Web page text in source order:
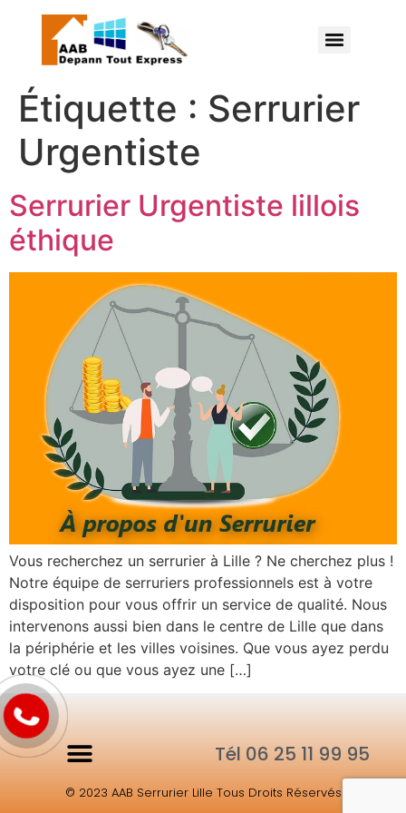
Étiquette : Serrurier
Urgentiste
Serrurier Urgentiste lillois
éthique
Vous recherchez un serrurier à Lille ? Ne cherchez plus !
Notre équipe de serruriers professionnels est à votre
disposition pour vous offrir un service de qualité. Nous
intervenons aussi bien dans le centre de Lille que dans
la périphérie et les villes voisines. Que vous ayez perdu
votre clé ou que vous ayez une […]
Tél 06 25 11 99 95
© 2023 AAB Serrurier Lille Tous Droits Réservés